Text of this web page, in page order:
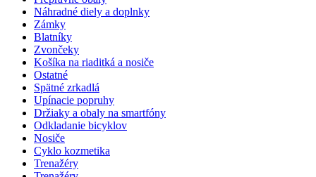
Náhradné diely a doplnky
Zámky
Blatníky
Zvončeky
Košíka na riaditká a nosiče
Ostatné
Spätné zrkadlá
Upínacie popruhy
Držiaky a obaly na smartfóny
Odkladanie bicyklov
Nosiče
Cyklo kozmetika
Trenažéry